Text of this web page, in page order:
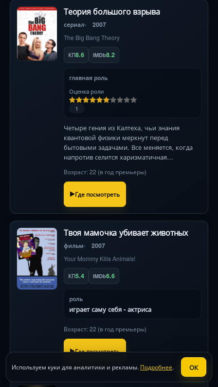
Теория большого взрыва
сериал 2007
The Big Bang Theory
КП8.6 IMDb8.2
главная роль
Оценка роли
1
Четыре гения из Калтеха, чьи знания
квантовой физики меркнут перед
бытовыми задачами. Все меняется, когда
напротив селится харизматичная
на голову.
Возраст: 22 (в год премьеры)
Где посмотреть
Твоя мамочка убивает животных
фильм 2007
Your Mommy Kills Animals!
КП5.4 IMDb6.6
роль
играет саму себя - актриса
Возраст: 22 (в год премьеры)
Где посмотреть
Используем куки для аналитики и рекламы. Подробнее. ОК